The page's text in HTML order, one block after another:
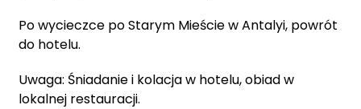
Po wycieczce po Starym Mieście w Antalyi, powrót
do hotelu.
Uwaga: Śniadanie i kolacja w hotelu, obiad w
lokalnej restauracji.